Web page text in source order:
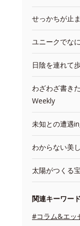
せっかちが止
ユニークでな
日陰を連れて
わざわざ書き
Weekly
未知との遭遇
わからない美
太陽がつくる
関連キーワード
#コラム&エッ